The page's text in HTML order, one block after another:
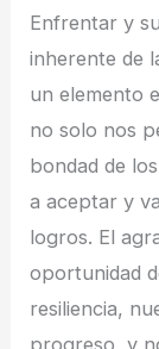
Enfrentar y
inherente de
un elemento
no solo nos
bondad de
a aceptar y
logros. El
oportunidad
resiliencia,
progreso, y